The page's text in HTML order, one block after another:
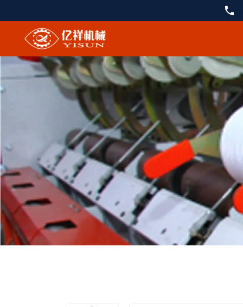
Кардочесальная
машина
FA231A-
1